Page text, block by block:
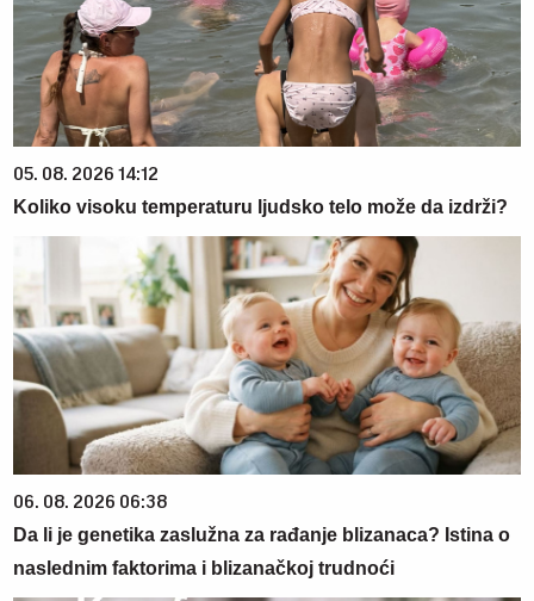
05. 08. 2026 14:12
Koliko visoku temperaturu ljudsko telo može da izdrži?
06. 08. 2026 06:38
Da li je genetika zaslužna za rađanje blizanaca? Istina o
naslednim faktorima i blizanačkoj trudnoći